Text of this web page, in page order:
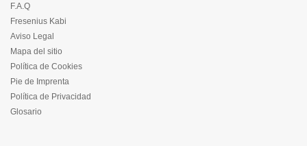
F.A.Q
Fresenius Kabi
Aviso Legal
Mapa del sitio
Política de Cookies
Pie de Imprenta
Política de Privacidad
Glosario